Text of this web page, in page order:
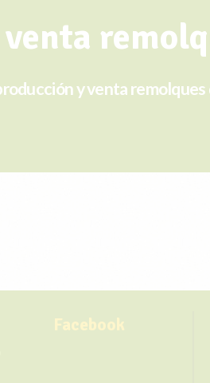
y venta remolques
Facebook